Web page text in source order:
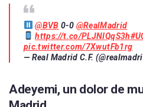
@BVB 0-0 @RealMadrid
https://t.co/PLJNIQqS3h
pic.twitter.com/7XwutFb1rg
— Real Madrid C.F.
Adeyemi, un dolor de